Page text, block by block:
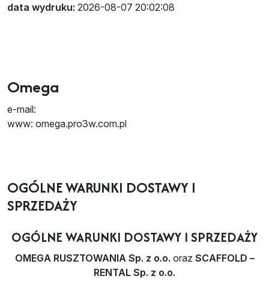
data wydruku: 2026-08-07 20:02:08
Omega
e-mail:
www: omega.pro3w.com.pl
OGÓLNE WARUNKI DOSTAWY I
SPRZEDAŻY
OGÓLNE WARUNKI DOSTAWY I SPRZEDAŻY
OMEGA RUSZTOWANIA Sp. z o.o. oraz SCAFFOLD –
RENTAL Sp. z o.o.